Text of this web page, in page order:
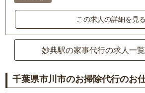
この求人の詳細を見る
妙典駅の家事代行の求人一
千葉県市川市のお掃除代行のお